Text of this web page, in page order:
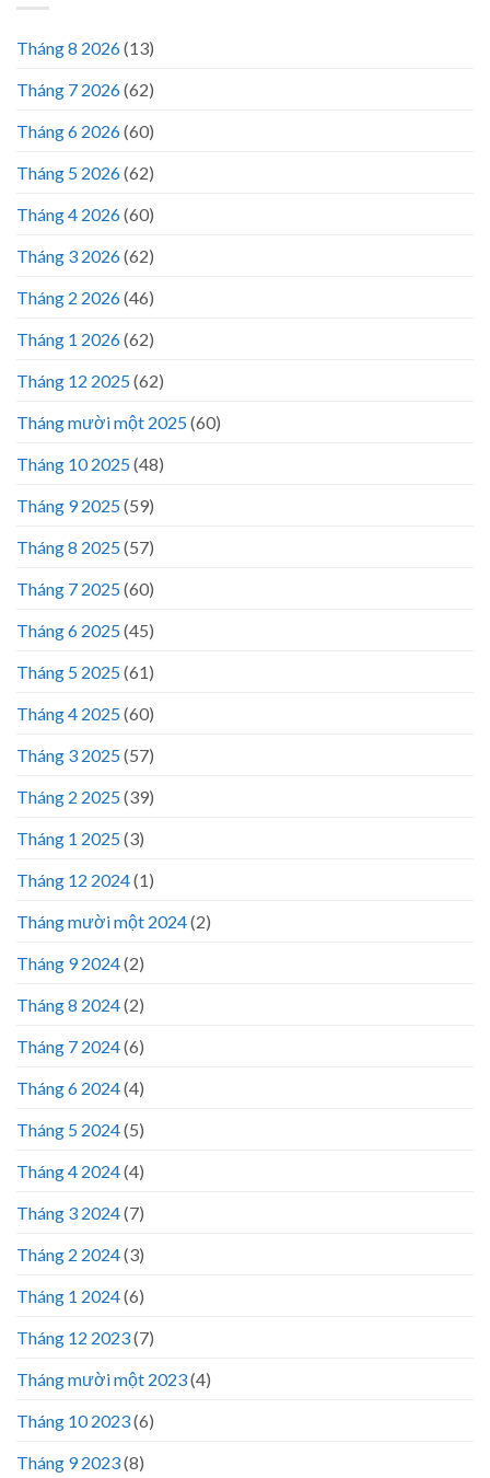
Tháng 8 2026(13)
Tháng 7 2026(62)
Tháng 6 2026(60)
Tháng 5 2026(62)
Tháng 4 2026(60)
Tháng 3 2026(62)
Tháng 2 2026(46)
Tháng 1 2026(62)
Tháng 12 2025(62)
Tháng mười một 2025(60)
Tháng 10 2025(48)
Tháng 9 2025(59)
Tháng 8 2025(57)
Tháng 7 2025(60)
Tháng 6 2025(45)
Tháng 5 2025(61)
Tháng 4 2025(60)
Tháng 3 2025(57)
Tháng 2 2025(39)
Tháng 1 2025(3)
Tháng 12 2024(1)
Tháng mười một 2024(2)
Tháng 9 2024(2)
Tháng 8 2024(2)
Tháng 7 2024(6)
Tháng 6 2024(4)
Tháng 5 2024(5)
Tháng 4 2024(4)
Tháng 3 2024(7)
Tháng 2 2024(3)
Tháng 1 2024(6)
Tháng 12 2023(7)
Tháng mười một 2023(4)
Tháng 10 2023(6)
Tháng 9 2023(8)